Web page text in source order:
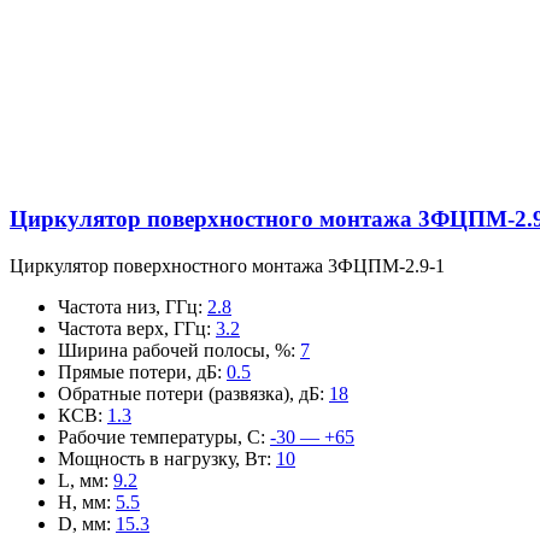
Циркулятор поверхностного монтажа 3ФЦПМ-
Циркулятор поверхностного монтажа 3ФЦПМ-2.9-1
Частота низ, ГГц: 2.8
Частота верх, ГГц: 3.2
Ширина рабочей полосы, %: 7
Прямые потери, дБ: 0.5
Обратные потери (развязка), дБ: 18
КСВ: 1.3
Рабочие температуры, С: -30 — +65
Мощность в нагрузку, Вт: 10
L, мм: 9.2
H, мм: 5.5
D, мм: 15.3